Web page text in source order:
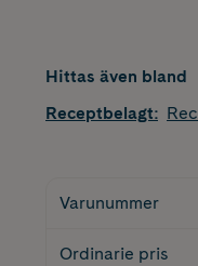
Hittas även bland
Receptbelagt:
Varunummer
Ordinarie pris